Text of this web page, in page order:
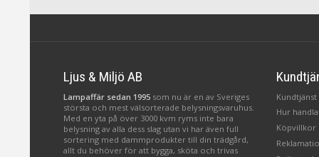
Ljus & Miljö AB
Lampaffär sedan 1995 som nu är en av Sveriges
största och mest välsorterade belysningsvaruhus.
Med en yta på över 3000 kvm ryms inte bara
belysning av alla dess slag utan vi har även full
sortering med dammprodukter till din trädgård,
allt du behöver för att bygga, sköta och trivas
Hur
Köpvillkor